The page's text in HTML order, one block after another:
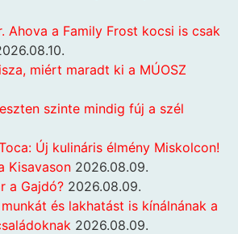
Ahova a Family Frost kocsi is csak
miért maradt ki a MÚOSZ
szinte mindig fúj a szél
Új kulináris élmény Miskolcon!
Kisavason 2026.08.09.
a Gajdó? 2026.08.09.
és lakhatást is kínálnának a
2026.08.09.